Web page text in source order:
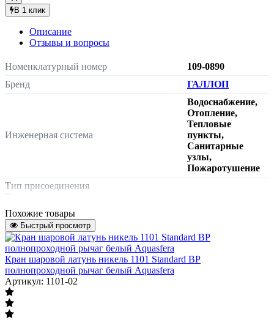
В 1 клик
Описание
Отзывы и вопросы
Номенклатурный номер
109-0890
Бренд
ГАЛЛОП
Инженерная система
Водоснабжение,
Отопление,
Тепловые
пункты,
Санитарные
узлы,
Пожаротушение
Тип присоединения
Характеризует тип присоединения к
трубопроводу или энергоустановке
Тип затвора
Тип затвора
Характеризует способ управления и тип
органа управления крана
Похожие товары
Быстрый просмотр
Кран шаровой латунь никель 1101 Standard ВР
полнопроходной рычаг белый Aquasfera
Артикул: 1101-02